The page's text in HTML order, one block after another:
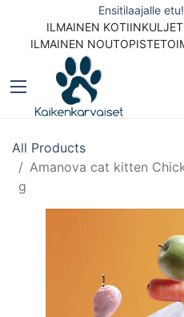
Ensitilaajalle
ILMAINEN
ILMAINEN
All Products
Amanova cat kitten
g